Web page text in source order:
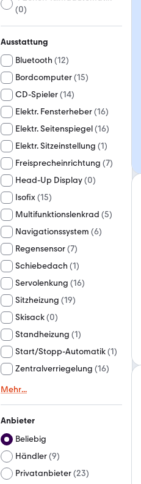
(0)
Ausstattung
Bluetooth (12)
Bordcomputer(15)
CD-Spieler(14)
Elektr. Fensterheber(16)
Elektr. Seitenspiegel(16)
Elektr. Sitzeinstellung (1)
Freisprecheinrichtung (7)
Head-Up Display(0)
Isofix(15)
Multifunktionslenkrad (5)
Navigationssystem (6)
Regensensor(7)
Schiebedach (1)
Servolenkung (16)
Sitzheizung (19)
Skisack(0)
Standheizung (1)
Start/Stopp-Automatik(1)
Zentralverriegelung (16)
Mehr...
Anbieter
Beliebig
Händler(9)
Privatanbieter(23)